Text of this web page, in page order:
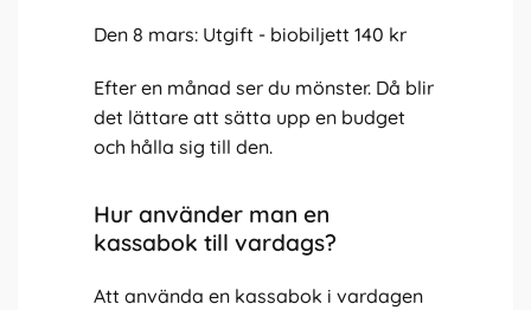
Den 8 mars: Utgift - biobiljett 140 kr
Efter en månad ser du mönster. Då blir
det lättare att sätta upp en budget
och hålla sig till den.
Hur använder man en
kassabok till vardags?
Att använda en kassabok i vardagen